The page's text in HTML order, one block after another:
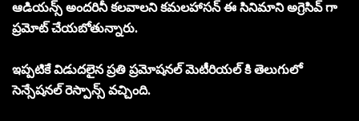
ఆడియన్స్ అందరినీ కలవాలని కమలహాసన్ ఈ సినిమాని అగ్రెసివ్ గా
ప్రమోట్ చేయబోతున్నారు.
ఇప్పటికే విడుదలైన ప్రతి ప్రమోషనల్ మెటీరియల్ కి తెలుగులో
సెన్సేషనల్ రెస్పాన్స్ వచ్చింది.